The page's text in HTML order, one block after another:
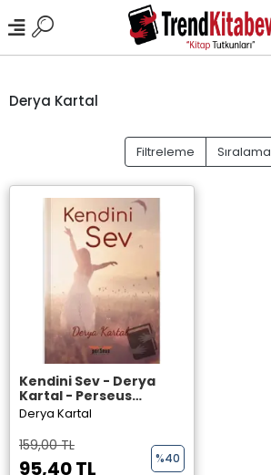
Derya Kartal
Filtreleme Sıralama
Kendini Sev - Derya
Kartal - Perseus
Yayınevi -
Derya Kartal
159,00 TL
95,40 TL %40